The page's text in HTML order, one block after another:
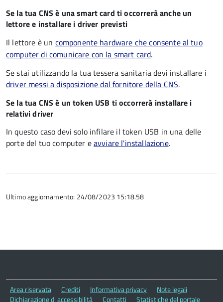
Se la tua CNS è una smart card ti occorrerà anche un
lettore e installare i driver previsti
Il lettore è un componente hardware che consente al tuo
computer di comunicare con la smart card.
Se stai utilizzando la tua tessera sanitaria devi installare i
driver messi a disposizione dal fornitore della CNS.
Se la tua CNS è un token USB ti occorrerà installare i
relativi driver
In questo caso devi solo infilare il token USB in una delle
porte del tuo computer eavviare l'installazione.
Ultimo aggiornamento: 24/08/2023 15:18.58
Area riservata Crediti Informativa privacy
Note legali
Dichiarazione di accessibilità
Contatti Statistiche del portale